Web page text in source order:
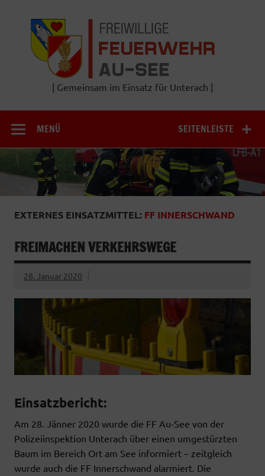
springen
| Gemeinsam im Einsatz für Unterach |
SEITENLEISTE
MENÜ
EXTERNES EINSATZMITTEL: FF INNERSCHWAND
FREIMACHEN VERKEHRSWEGE
28. Januar 2020
Einsatzbericht:
Am 28. Jänner 2020 wurde die FF Au-See von der
Polizeiinspektion Unterach über einen umgestürzten
Baum im Bereich Ort am See informiert – zeitgleich
wurde auch die FF Innerschwand alarmiert. Die